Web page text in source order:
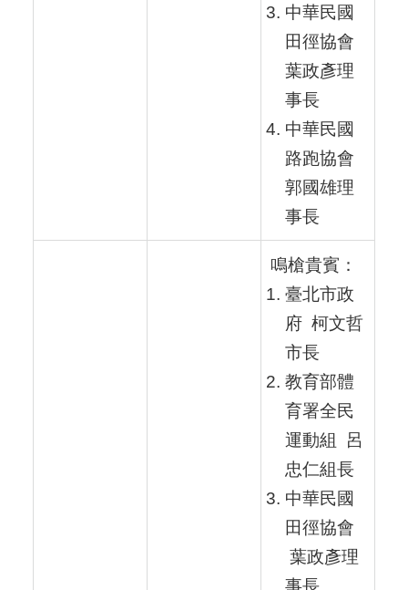
中華民國
田徑協會
葉政彥理
事長
中華民國
路跑協會
郭國雄理
事長
鳴槍貴賓：
臺北市政
府 柯文哲
市長
教育部體
育署全民
運動組 呂
忠仁組長
中華民國
田徑協會
葉政彥理
事長